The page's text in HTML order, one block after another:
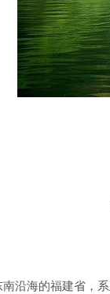
沿海的福建省，